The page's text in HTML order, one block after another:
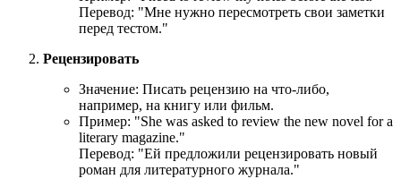
Перевод: "Мне нужно пересмотреть свои заметки
перед тестом."
Рецензировать
Значение: Писать рецензию на что-либо,
например, на книгу или фильм.
Пример: "She was asked to review the new novel for a
literary magazine."
Перевод: "Ей предложили рецензировать новый
роман для литературного журнала."